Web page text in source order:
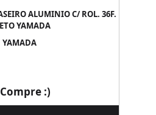
ALUMINIO C/ ROL. 36F.
YAMADA
YAMADA
:)